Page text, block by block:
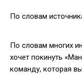
По словам
По словам многих
хочет покинуть
команду, которая